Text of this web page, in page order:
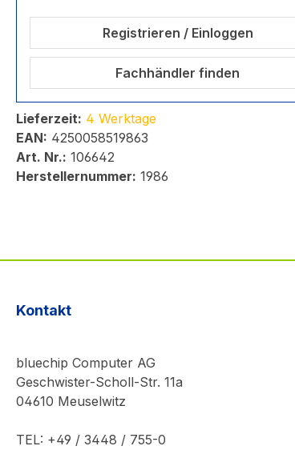
Registrieren / Einloggen
Fachhändler finden
Lieferzeit: 4 Werktage
EAN: 4250058519863
Art. Nr.: 106642
Herstellernummer: 1986
Kontakt
bluechip Computer AG
Geschwister-Scholl-Str. 11a
04610 Meuselwitz
TEL: +49 / 3448 / 755-0